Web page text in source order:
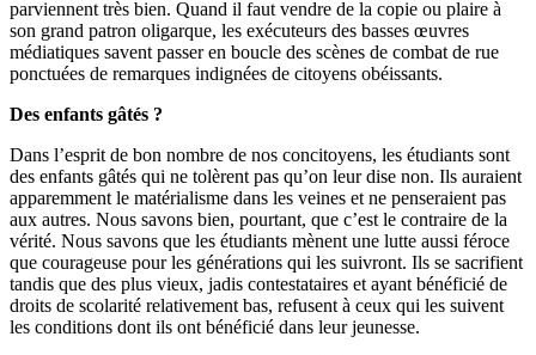
parviennent très bien. Quand il faut vendre de la copie ou plaire à
son grand patron oligarque, les exécuteurs des basses œuvres
médiatiques savent passer en boucle des scènes de combat de rue
ponctuées de remarques indignées de citoyens obéissants.
Des enfants gâtés ?
Dans l’esprit de bon nombre de nos concitoyens, les étudiants sont
des enfants gâtés qui ne tolèrent pas qu’on leur dise non. Ils auraient
apparemment le matérialisme dans les veines et ne penseraient pas
aux autres. Nous savons bien, pourtant, que c’est le contraire de la
vérité. Nous savons que les étudiants mènent une lutte aussi féroce
que courageuse pour les générations qui les suivront. Ils se sacrifient
tandis que des plus vieux, jadis contestataires et ayant bénéficié de
droits de scolarité relativement bas, refusent à ceux qui les suivent
les conditions dont ils ont bénéficié dans leur jeunesse.